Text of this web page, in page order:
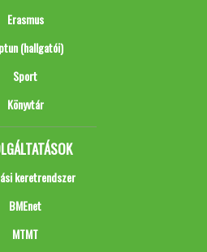
Erasmus
(hallgatói)
Sport
Könyvtár
keretrendszer
BMEnet
MTMT